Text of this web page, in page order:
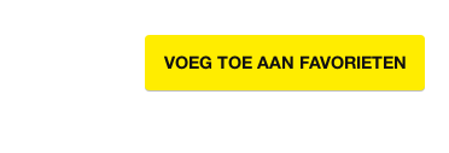
VOEG TOE AAN FAVORIETEN